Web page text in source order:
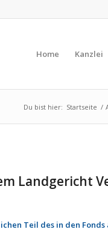
Home Kanzlei
Du bist hier: Startseite /
Landgericht
Teil des in den Fonds